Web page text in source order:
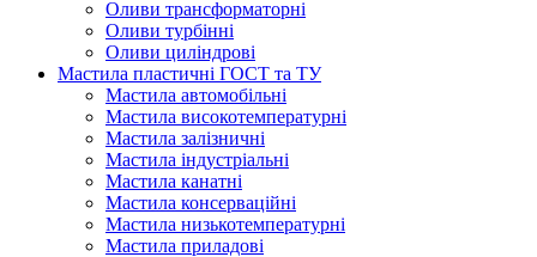
Оливи трансформаторні
Оливи турбінні
Оливи циліндрові
Мастила пластичні ГОСТ та ТУ
Мастила автомобільні
Мастила високотемпературні
Мастила залізничні
Мастила індустріальні
Мастила канатні
Мастила консерваційні
Мастила низькотемпературні
Мастила приладові